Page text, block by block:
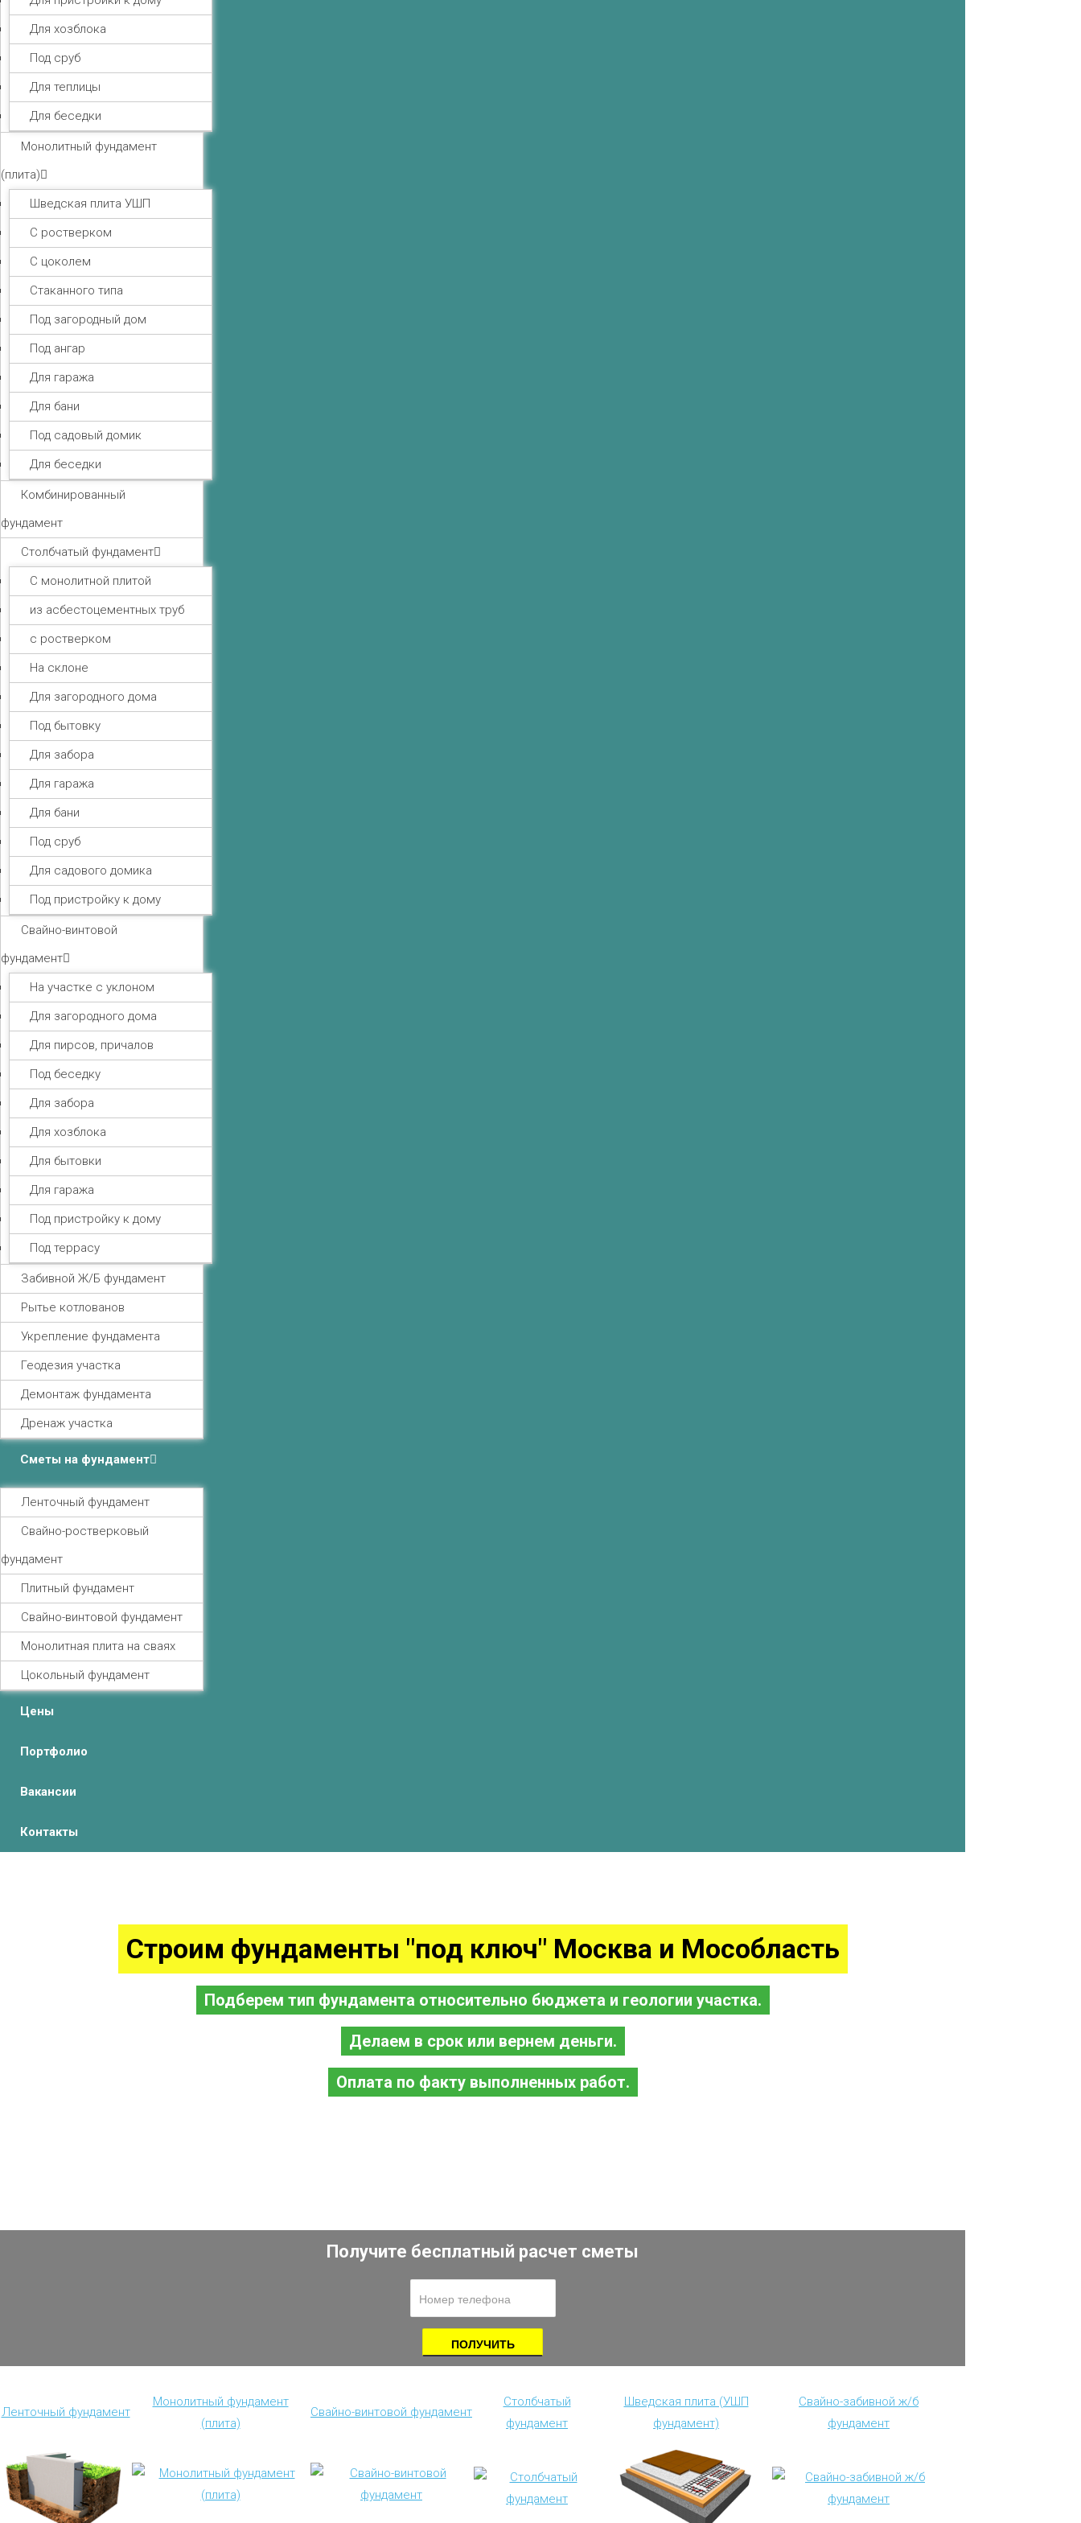
Для хозблока
Под сруб
Для теплицы
Для беседки
Монолитный фундамент
(плита)
Шведская плита УШП
С ростверком
С цоколем
Стаканного типа
Под загородный дом
Под ангар
Для гаража
Для бани
Под садовый домик
Для беседки
Комбинированный
фундамент
Столбчатый фундамент
С монолитной плитой
из асбестоцементных труб
с ростверком
На склоне
Для загородного дома
Под бытовку
Для забора
Для гаража
Для бани
Под сруб
Для садового домика
Под пристройку к дому
Свайно-винтовой
фундамент
На участке с уклоном
Для загородного дома
Для пирсов, причалов
Под беседку
Для забора
Для хозблока
Для бытовки
Для гаража
Под пристройку к дому
Под террасу
Забивной Ж/Б фундамент
Рытье котлованов
Укрепление фундамента
Геодезия участка
Демонтаж фундамента
Дренаж участка
Сметы на фундамент
Ленточный фундамент
Свайно-ростверковый
фундамент
Плитный фундамент
Свайно-винтовой фундамент
Монолитная плита на сваях
Цокольный фундамент
Цены
Портфолио
Вакансии
Контакты
Строим фундаменты "под ключ" Москва и Мособласть
Подберем тип фундамента относительно бюджета и геологии участка.
Делаем в срок или вернем деньги.
Оплата по факту выполненных работ.
Получите бесплатный расчет сметы
Ленточный фундамент
Монолитный фундамент
(плита)
Свайно-винтовой фундамент
Столбчатый
фундамент
Шведская плита (УШП
фундамент)
Свайно-забивной ж/б
фундамент